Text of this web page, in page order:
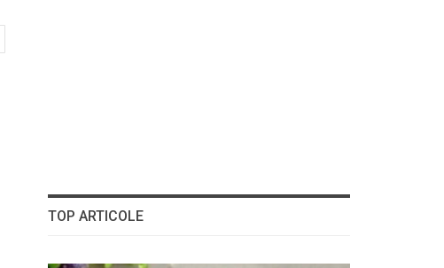
TOP ARTICOLE